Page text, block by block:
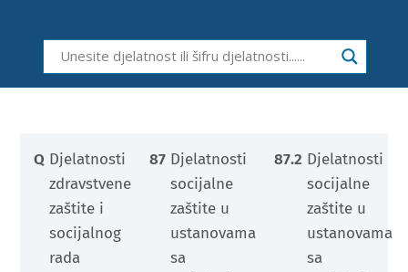
Q Djelatnosti
zdravstvene
zaštite i
socijalnog
rada
87 Djelatnosti
socijalne
zaštite u
ustanovama
sa
87.2 Djelatnosti
socijalne
zaštite u
ustanovama
sa